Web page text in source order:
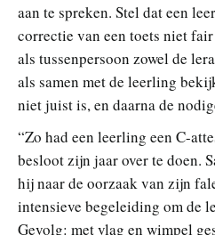
aan te spreken. Stel dat een
correctie van een toets niet
als tussenpersoon zowel de
als samen met de leerling
niet juist is, en daarna de
“Zo had een leerling een C-
besloot zijn jaar over te doen.
hij naar de oorzaak van zijn
intensieve begeleiding om de
Gevolg: met vlag en wimpel